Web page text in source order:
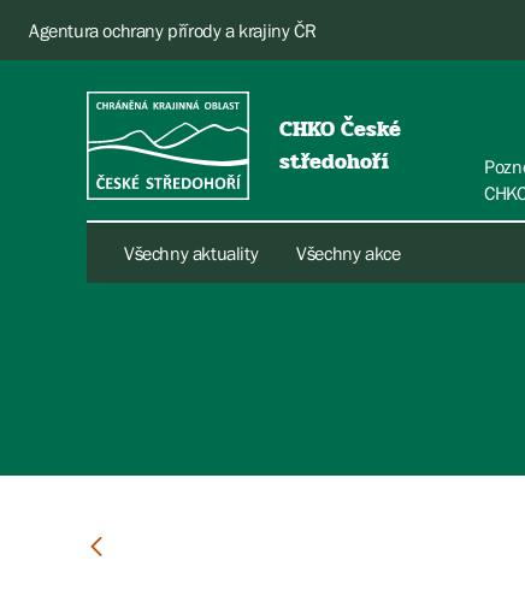
Agentura ochrany přírody a krajiny ČR
CHKO České
středohoří
Všechny aktuality Všechny akce